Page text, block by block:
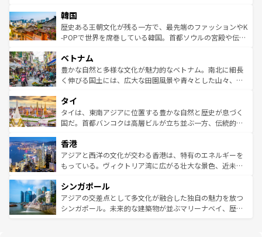
はコンテンツ一覧
いる。アクティビティも充実しており、サーフィンやダイ
ビング、ハイキングなど、アウトドア好きにはたまらな
い。オーストラリアの多彩な魅力を存分に味わいつくそ
参照してほしい。
ン）、静ひつな山岳地帯である台湾東部など、都市の喧騒
と山間の静けさが共存しており、訪れる人に新しい発見と
驚きをもたらしてくれる。また、奥深い台湾の食文化も魅
容にもいいと評判のスイーツなど、バラエティ豊かな料理
が味わえる。 なお、新着の台湾情報は コンテンツ一覧を参
照してほしい。
韓国
歴史ある王朝文化が残る一方で、最先端のファッションやK
-POPで世界を席巻している韓国。首都ソウルの宮殿や伝統
き、地方に足を延ばせば四季折々の自然美を楽しむことが
できる。そして、キムチや焼肉、絶品のストリートフード
まで、さまざまな韓国料理が待っている。夜には、韓国な
リティに包まれながら、韓国の多彩な魅力を心ゆくまで味
わってみてほしい。 なお、新着の韓国情報はコンテンツ一
覧を参照してほしい。
ベトナム
豊かな自然と多様な文化が魅力的なベトナム。南北に細長
く伸びる国土には、広大な田園風景や青々とした山々、世
急速な発展と共に伝統が息づく。ハノイの古い町並みやホ
ーチミン市のフランス統治時代の建物も、独特の雰囲気を
醸し出している。また、バラエティの豊かさとおいしさで
とつ。フォーやバインミー、ベトナムコーヒーなどは、ぜ
ひ現地で味わいたい。どの地域を訪れてもあたたかい人々
が旅行者を迎えてくれるので、きっと忘れられない旅にな
参照してほしい。
タイ
タイは、東南アジアに位置する豊かな自然と歴史が息づく
国だ。首都バンコクは高層ビルが立ち並ぶ一方、伝統的な
の活気が交差している。北部ではチェンマイなどの山岳地
帯で自然と触れ合い、南部ではプーケットやクラビの美し
いビーチでリゾート気分を楽しむことができる。タイ料理
激する。気候は一年中温暖で、どの季節にも異なる楽しみ
が待っている。親しみやすいタイの人々、仏教を中心とし
た文化、そして多様な観光資源が、訪れる旅人を魅了し続
香港
アジアと西洋の文化が交わる香港は、特有のエネルギーを
もっている。ヴィクトリア湾に広がる壮大な景色、近未来
み、どこを訪れても感動するはず。観光スポットが密集し
ており、効率よく見どころを回れるのも魅力。息をのむよ
うな絶景から文化的な体験まで、香港を存分に楽しみ尽く
シンガポール
アジアの交差点として多文化が融合した独自の魅力を放つ
シンガポール。未来的な建築物が並ぶマリーナベイ、歴史